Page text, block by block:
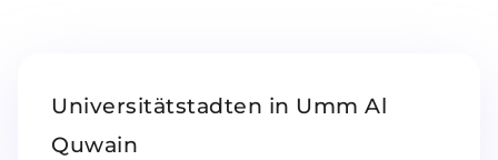
Universitätstadten in Umm Al
Quwain